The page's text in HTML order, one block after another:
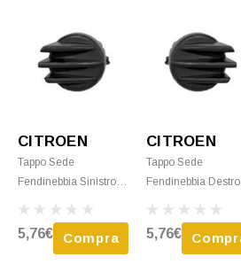
CITROEN
Tappo Sede
Fendinebbia Sinistro
2004 Al 2006 Nuovo
5,76€ Compra
CITROEN
Tappo Sede
Fendinebbia Destro
2007 Al 2016
5,76€